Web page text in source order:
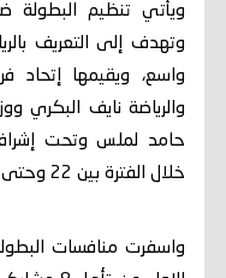
ويأتي تنظيم البطولة
وتهدف إلى التعريف
واسع، ويقيمها إتحاد
والرياضة نايف البكري
حامد لملس وتحت
خلال الفترة بين 22 وحتى 24 يونيو.
واسفرت منافسات